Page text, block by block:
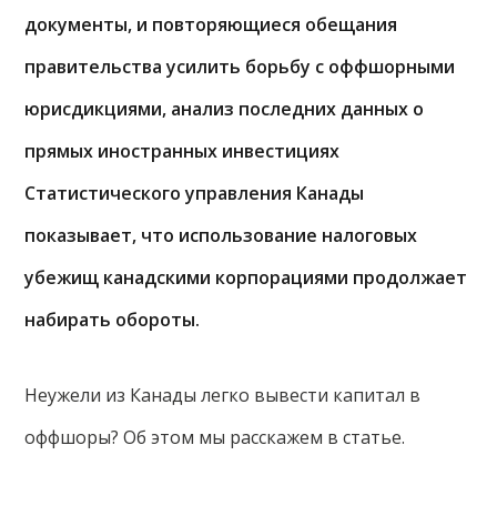
документы, и повторяющиеся обещания
правительства усилить борьбу с оффшорными
юрисдикциями, анализ последних данных о
прямых иностранных инвестициях
Статистического управления Канады
показывает, что использование налоговых
убежищ канадскими корпорациями продолжает
набирать обороты.
Неужели из Канады легко вывести капитал в
оффшоры? Об этом мы расскажем в статье.